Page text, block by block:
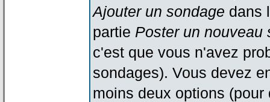
Ajouter un sondage dans
partie Poster un nouveau
c'est que vous n'avez
sondages). Vous devez
moins deux options